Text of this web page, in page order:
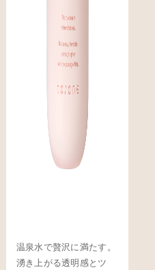
温泉水で贅沢に満たす。
湧き上がる透明感とツ